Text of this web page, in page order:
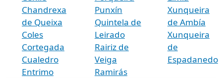
Chandrexa
de Queixa
Coles
Cortegada
Cualedro
Entrimo
Punxín
Quintela de
Leirado
Rairiz de
Veiga
Ramirás
Xunqueira
de Ambía
Xunqueira
de
Espadanedo